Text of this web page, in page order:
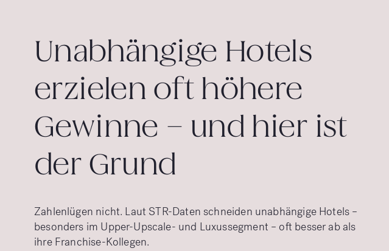
Unabhängige Hotels
erzielen oft höhere
Gewinne – und hier ist
der Grund
Zahlenlügen nicht. Laut STR-Daten schneiden unabhängige Hotels –
besonders im Upper-Upscale- und Luxussegment – oft besser ab als
ihre Franchise-Kollegen.